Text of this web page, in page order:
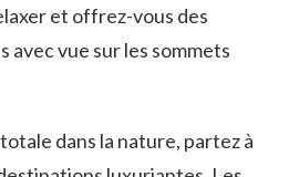
et offrez-vous des
avec vue sur les sommets
dans la nature, partez à